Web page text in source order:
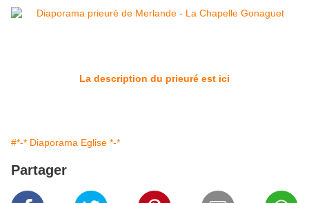
La description du prieuré est ici
#*-* Diaporama Eglise *-*
Partager